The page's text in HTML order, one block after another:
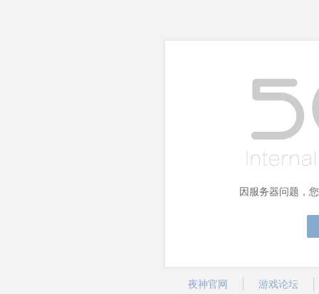
因服务器问题，
夜神官网 游戏论坛